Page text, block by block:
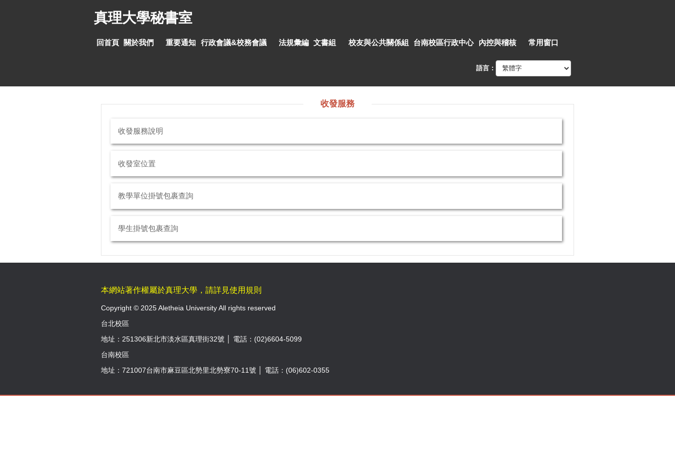
真理大學秘書室
回首頁 關於我們 重要通知 行政會議&校務會議 法規彙編 文書組 校友與公共關係組 台南校區行政中心 內控與稽核 常用窗口
語言：
收發服務
收發服務說明
收發室位置
教學單位掛號包裹查詢
學生掛號包裹查詢
本網站著作權屬於真理大學，請詳見使用規則
Copyright © 2025 Aletheia University All rights reserved
台北校區
地址：251306新北市淡水區真理街32號 │ 電話：(02)6604-5099
台南校區
地址：721007台南市麻豆區北勢里北勢寮70-11號 │ 電話：(06)602-0355